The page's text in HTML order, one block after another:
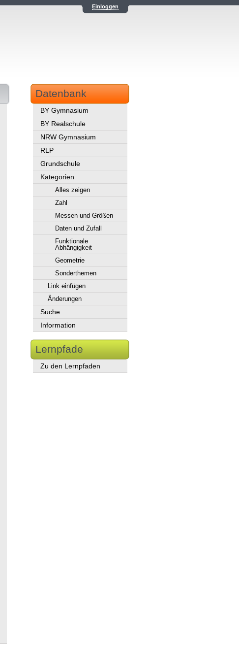
Einloggen
Datenbank
BY Gymnasium
BY Realschule
NRW Gymnasium
RLP
Grundschule
Kategorien
Alles zeigen
Zahl
Messen und Größen
Daten und Zufall
Funktionale
Abhängigkeit
Geometrie
Sonderthemen
Link einfügen
Änderungen
Suche
Information
Lernpfade
Zu den Lernpfaden